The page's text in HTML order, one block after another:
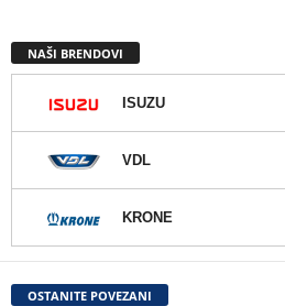
NAŠI BRENDOVI
ISUZU
VDL
KRONE
OSTANITE POVEZANI